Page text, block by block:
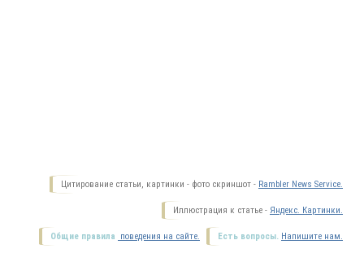
Цитирование статьи, картинки - фото скриншот - Rambler News Service.
Иллюстрация к статье - Яндекс. Картинки.
Есть вопросы. Напишите нам.
Общие правила поведения на сайте.